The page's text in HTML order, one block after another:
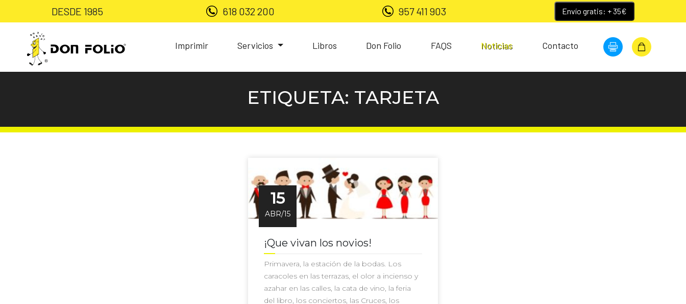
DESDE 1985 618 032 200 957 411 903 Envío gratis: + 35€
Imprimir Servicios Libros Don Folio FAQS Noticias Contacto
ETIQUETA: TARJETA
15
ABR/15
¡Que vivan los novios!
Primavera, la estación de la bodas. Los
caracoles en las terrazas, el olor a incienso y
azahar en las calles, la cata de vino, la feria
del libro, los conciertos, las Cruces, los